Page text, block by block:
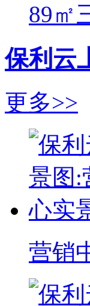
89㎡
保利云
更多>>
营销